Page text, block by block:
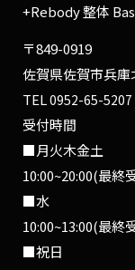
+Rebody 整体
〒849-0919
佐賀県佐賀市兵
TEL0952-65-5207
受付時間
■月火木金土
10:00~20:00(最終
■水
10:00~13:00(最終
■祝日